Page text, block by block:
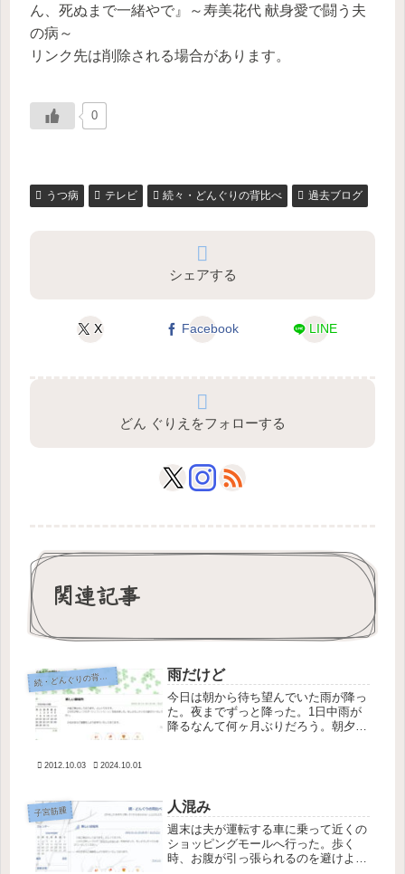
ん、死ぬまで一緒やで』～寿美花代 献身愛で闘う夫
の病～
リンク先は削除される場合があります。
0
うつ病 テレビ 続々・どんぐりの背比べ 過去ブログ
シェアする
X Facebook LINE
どん ぐりえをフォローする
関連記事
続
・どんぐりの背比べ 雨だけど
今日は朝から待ち望んでいた雨が降っ
た。夜までずっと降った。1日中雨が
降るなんて何ヶ月ぶりだろう。朝夕の
ま...
2012.10.03 2024.10.01
子宮筋腫 人混み
週末は夫が運転する車に乗って近くの
ショッピングモールへ行った。歩く
時、お腹が引っ張られるのを避けよう